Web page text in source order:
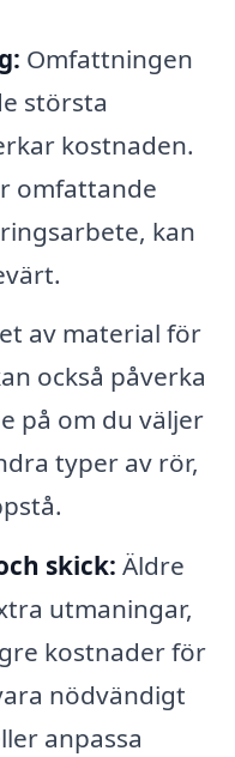
Omfattningen
största
kostnaden.
omfattande
kan
av material för
också påverka
på om du väljer
typer av rör,
skick: Äldre
utmaningar,
kostnader för
nödvändigt
anpassa